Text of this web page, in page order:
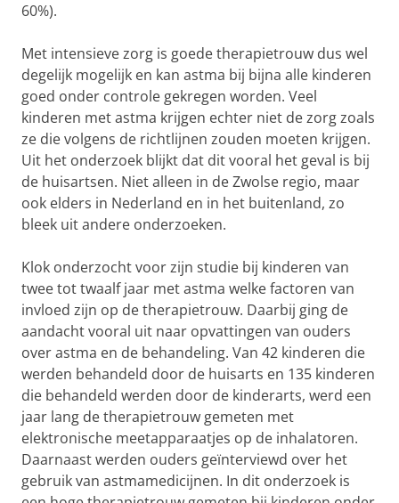
60%).
Met intensieve zorg is goede therapietrouw dus wel
degelijk mogelijk en kan astma bij bijna alle kinderen
goed onder controle gekregen worden. Veel
kinderen met astma krijgen echter niet de zorg zoals
ze die volgens de richtlijnen zouden moeten krijgen.
Uit het onderzoek blijkt dat dit vooral het geval is bij
de huisartsen. Niet alleen in de Zwolse regio, maar
ook elders in Nederland en in het buitenland, zo
bleek uit andere onderzoeken.
Klok onderzocht voor zijn studie bij kinderen van
twee tot twaalf jaar met astma welke factoren van
invloed zijn op de therapietrouw. Daarbij ging de
aandacht vooral uit naar opvattingen van ouders
over astma en de behandeling. Van 42 kinderen die
werden behandeld door de huisarts en 135 kinderen
die behandeld werden door de kinderarts, werd een
jaar lang de therapietrouw gemeten met
elektronische meetapparaatjes op de inhalatoren.
Daarnaast werden ouders geïnterviewd over het
gebruik van astmamedicijnen. In dit onderzoek is